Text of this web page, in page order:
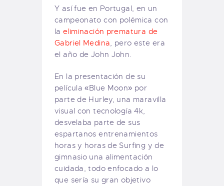
Y así fue en Portugal, en un
campeonato con polémica con
laeliminación prematura de
Gabriel Medina , pero este era
el año de John John.
En la presentación de su
película «Blue Moon» por
parte de Hurley, una maravilla
visual con tecnología 4k,
desvelaba parte de sus
espartanos entrenamientos
horas y horas de Surfing y de
gimnasio una alimentación
cuidada, todo enfocado a lo
que sería su gran objetivo